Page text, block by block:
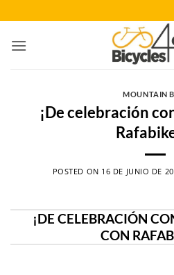
al
contenido
MOUNTAIN
¡De celebración
POSTED ON 16 DE JUNIO DE
¡DE CELEBRACIÓN
CON